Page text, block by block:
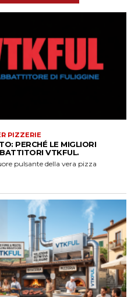
PIZZERIE
PERCHÉ LE MIGLIORI
VTKFUL.
pulsante della vera pizza